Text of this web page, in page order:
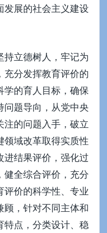
发展的社会主义建设
立德树人，牢记为
充分发挥教育评价的
学的育人目标，确保
问题导向，从党中央
注的问题入手，破立
领域改革取得实质性
进结果评价，强化过
健全综合评价，充分
评价的科学性、专业
顾，针对不同主体和
特点，分类设计、稳